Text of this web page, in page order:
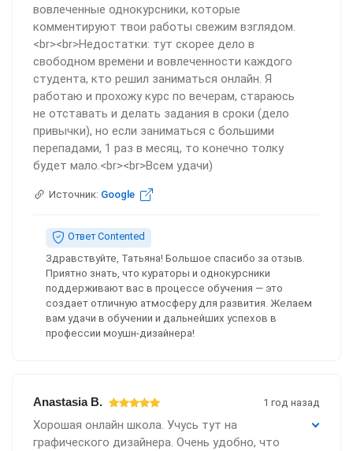
вовлеченные однокурсники, которые
комментируют твои работы свежим взглядом.
<br><br>Недостатки: тут скорее дело в
свободном времени и вовлеченности каждого
студента, кто решил заниматься онлайн. Я
работаю и прохожу курс по вечерам, стараюсь
не отставать и делать задания в сроки (дело
привычки), но если заниматься с большими
перепадами, 1 раз в месяц, то конечно толку
будет мало.<br><br>Всем удачи)
Источник: Google
Ответ Contented
Здравствуйте, Татьяна! Большое спасибо за отзыв.
Приятно знать, что кураторы и однокурсники
поддерживают вас в процессе обучения — это
создает отличную атмосферу для развития. Желаем
вам удачи в обучении и дальнейших успехов в
профессии моушн-дизайнера!
Anastasia B. 1 год назад
Хорошая онлайн школа. Учусь тут на
графического дизайнера. Очень удобно, что